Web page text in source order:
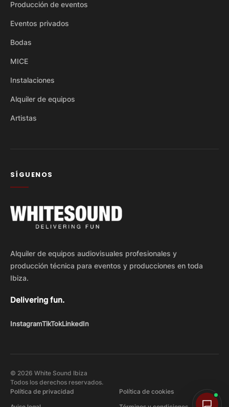
Producción de eventos
Eventos privados
Bodas
MICE
Instalaciones
Alquiler de equipos
Artistas
SÍGUENOS
Alquiler de equipos audiovisuales profesionales y
producción técnica para eventos y producciones en toda
Ibiza.
Delivering fun.
InstagramTikTokLinkedIn
© 2026 White Sound Ibiza
Todos los derechos reservados.
Política de privacidad
Política de cookies